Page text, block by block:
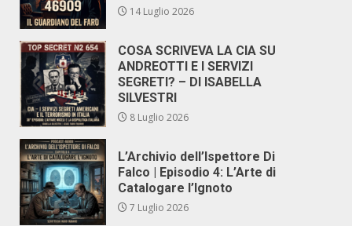
14 Luglio 2026
COSA SCRIVEVA LA CIA SU
ANDREOTTI E I SERVIZI
SEGRETI? – DI ISABELLA
SILVESTRI
8 Luglio 2026
L’Archivio dell’Ispettore Di
Falco | Episodio 4: L’Arte di
Catalogare l’Ignoto
7 Luglio 2026